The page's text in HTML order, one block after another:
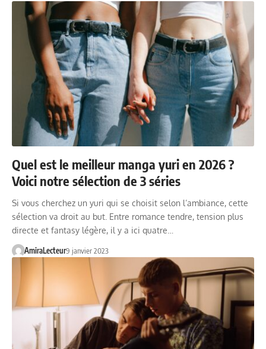
Quel est le meilleur manga yuri en 2026 ?
Voici notre sélection de 3 séries
Si vous cherchez un yuri qui se choisit selon l’ambiance, cette
sélection va droit au but. Entre romance tendre, tension plus
directe et fantasy légère, il y a ici quatre…
AmiraLecteur9 janvier 2023